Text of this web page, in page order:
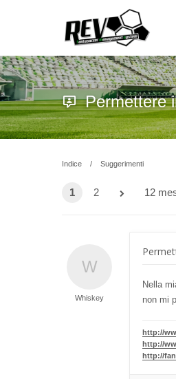
Permettere
Indice Suggerimenti
1 2 12
Whiskey
Nella
non mi
http://
http://
http://